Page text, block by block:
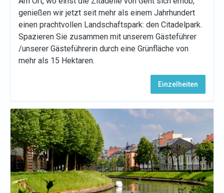
genießen wir jetzt seit mehr als einem Jahrhundert
einen prachtvollen Landschaftspark: den Citadelpark.
Spazieren Sie zusammen mit unserem Gästeführer
/unserer Gästeführerin durch eine Grünfläche von
mehr als 15 Hektaren.
Einzelheiten